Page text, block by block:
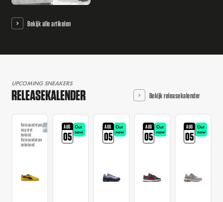
Bekijk alle artikelen
UPCOMING SNEAKERS
RELEASEKALENDER Bekijk releasekalender
Releasedatum
nog niet
bekend
Releasedatum
onbekend
Aangekondigd AUG
05
Out
now
AUG
05
Out
now
AUG
05
Out
now
AUG
05
Out
now